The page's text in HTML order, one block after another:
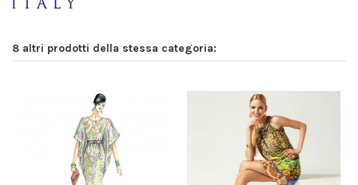
8 altri prodotti della stessa categoria: